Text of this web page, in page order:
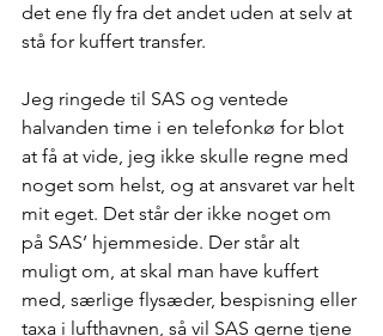
det ene fly fra det andet uden at selv at
stå for kuffert transfer.
Jeg ringede til SAS og ventede
halvanden time i en telefonkø for blot
at få at vide, jeg ikke skulle regne med
noget som helst, og at ansvaret var helt
mit eget. Det står der ikke noget om
på SAS’ hjemmeside. Der står alt
muligt om, at skal man have kuffert
med, særlige flysæder, bespisning eller
taxa i lufthavnen, så vil SAS gerne tjene